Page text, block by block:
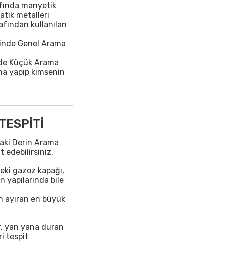
manyetik
metalleri
kullanılan
Genel Arama
Küçük Arama
yapıp kimsenin
Derin Arama
edebilirsiniz.
gazoz kapağı,
yapılarında bile
ayıran en büyük
yan yana duran
tespit